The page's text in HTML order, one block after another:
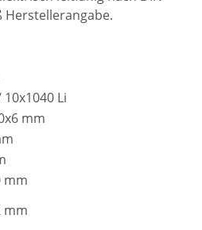
Herstellerangabe.
10x1040 Li
mm
mm
mm